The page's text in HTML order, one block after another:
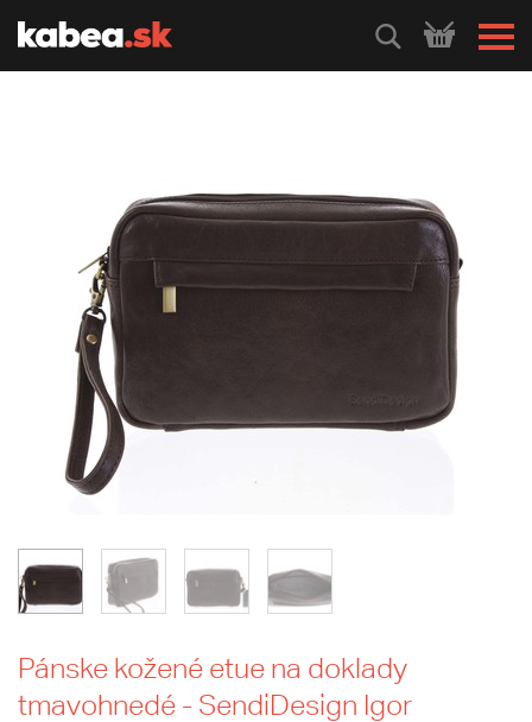
HLEDEJ
Pánske kožené etue na doklady
tmavohnedé - SendiDesign Igor